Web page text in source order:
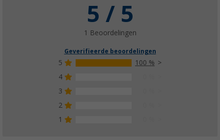
5 / 5
1 Beoordelingen
Geverifieerde beoordelingen
5
100 %
4
3
2
1